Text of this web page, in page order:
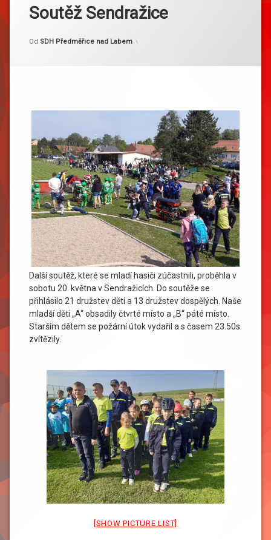
Soutěž Sendražice
Publikováno20. 5. 2023
Aktualizováno 18. 7. 2023
Od SDH Předměřice nad Labem
Další soutěž, které se mladí hasiči zúčastnili, proběhla v
sobotu 20. května v Sendražicích. Do soutěže se
přihlásilo 21 družstev dětí a 13 družstev dospělých. Naše
mladší děti „A“ obsadily čtvrté místo a „B“ páté místo.
Starším dětem se požární útok vydařil a s časem 23.50s
zvítězily.
[SHOW PICTURE LIST]